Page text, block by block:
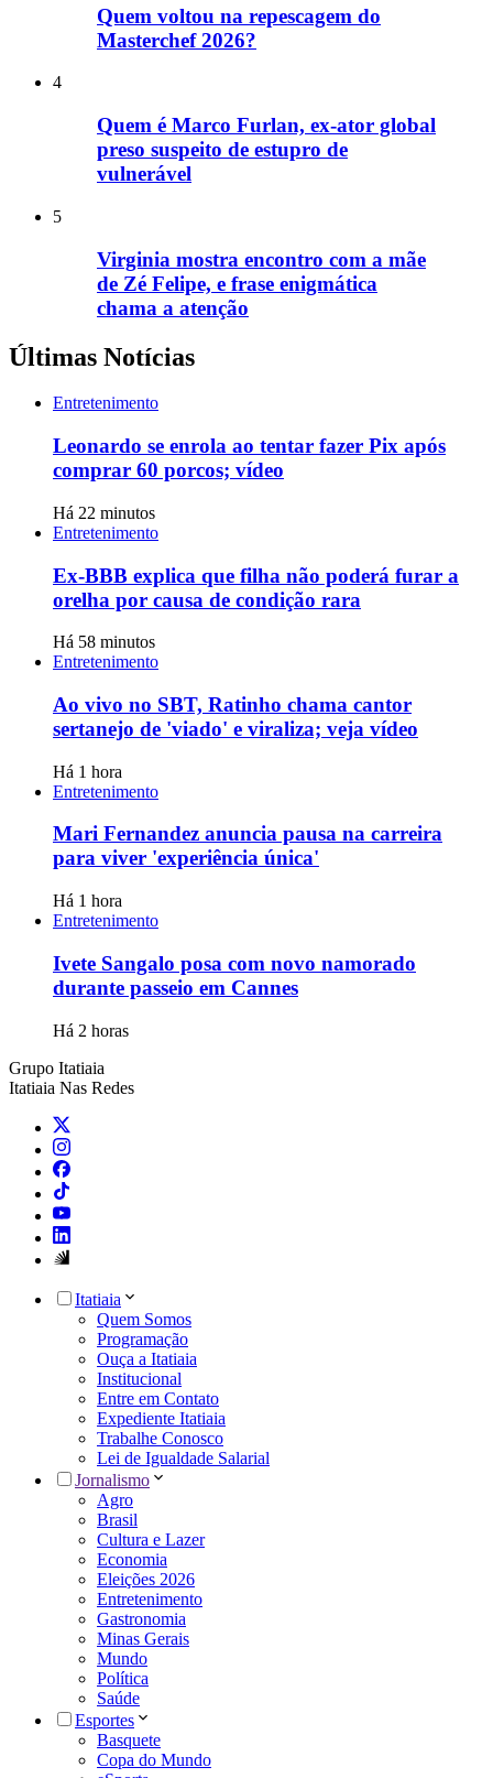
Quem voltou na repescagem do
Masterchef 2026?
4
Quem é Marco Furlan, ex-ator global
preso suspeito de estupro de
vulnerável
5
Virginia mostra encontro com a mãe
de Zé Felipe, e frase enigmática
chama a atenção
Últimas Notícias
Entretenimento
Leonardo se enrola ao tentar fazer Pix após
comprar 60 porcos; vídeo
Há 22 minutos
Entretenimento
Ex-BBB explica que filha não poderá furar a
orelha por causa de condição rara
Há 58 minutos
Entretenimento
Ao vivo no SBT, Ratinho chama cantor
sertanejo de 'viado' e viraliza; veja vídeo
Há 1 hora
Entretenimento
Mari Fernandez anuncia pausa na carreira
para viver 'experiência única'
Há 1 hora
Entretenimento
Ivete Sangalo posa com novo namorado
durante passeio em Cannes
Há 2 horas
Grupo Itatiaia
Itatiaia Nas Redes
Itatiaia
Quem Somos
Programação
Ouça a Itatiaia
Institucional
Entre em Contato
Expediente Itatiaia
Trabalhe Conosco
Lei de Igualdade Salarial
Jornalismo
Agro
Brasil
Cultura e Lazer
Economia
Eleições 2026
Entretenimento
Gastronomia
Minas Gerais
Mundo
Política
Saúde
Esportes
Basquete
Copa do Mundo